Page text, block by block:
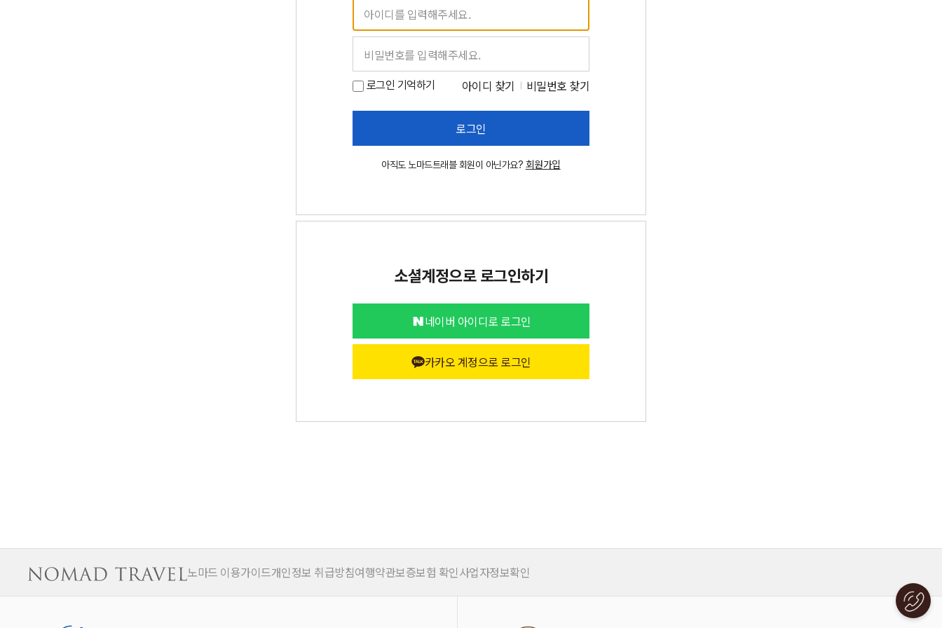
로그인 기억하기 아이디 찾기 비밀번호 찾기
로그인
아직도 노마드트래블 회원이 아닌가요? 회원가입
소셜계정으로 로그인하기
네이버 아이디로 로그인
카카오 계정으로 로그인
노마드 이용가이드개인정보 취급방침여행약관보증보험 확인사업자정보확인